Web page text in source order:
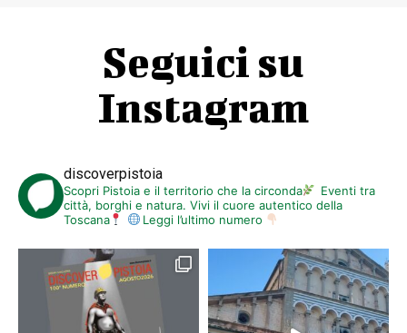
Seguici su
Instagram
discoverpistoia
Scopri Pistoia e il territorio che la circonda
Eventi tra
città, borghi e natura. Vivi il cuore autentico della
Toscana
Leggi l’ultimo numero